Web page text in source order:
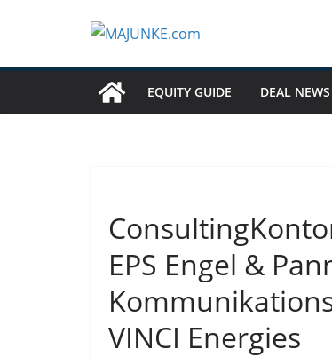
EQUITY GUIDE DEAL NEWS
EPS Engel &
VINCI Energies